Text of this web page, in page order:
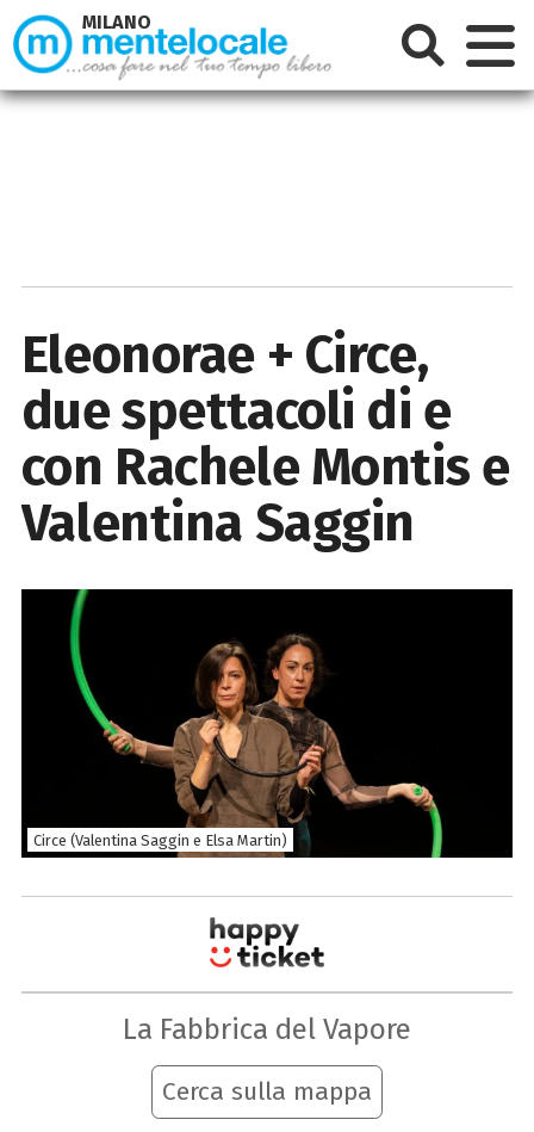
Eleonorae + Circe,
due spettacoli di e
con Rachele Montis e
Valentina Saggin
Circe (Valentina Saggin e Elsa Martin)
La Fabbrica del Vapore
Cerca sulla mappa
MILANO